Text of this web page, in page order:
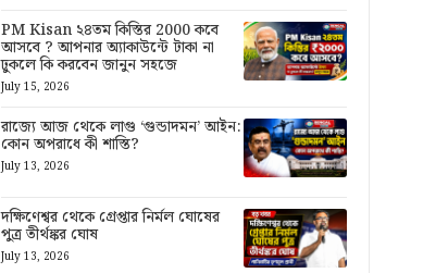
PM Kisan ২৪তম কিস্তির 2000 কবে
আসবে ? আপনার অ্যাকাউন্টে টাকা না
ঢুকলে কি করবেন জানুন সহজে
July 15, 2026
রাজ্যে আজ থেকে লাগু ‘গুন্ডাদমন’ আইন:
কোন অপরাধে কী শাস্তি?
July 13, 2026
দক্ষিণেশ্বর থেকে গ্রেপ্তার নির্মল ঘোষের
পুত্র তীর্থঙ্কর ঘোষ
July 13, 2026